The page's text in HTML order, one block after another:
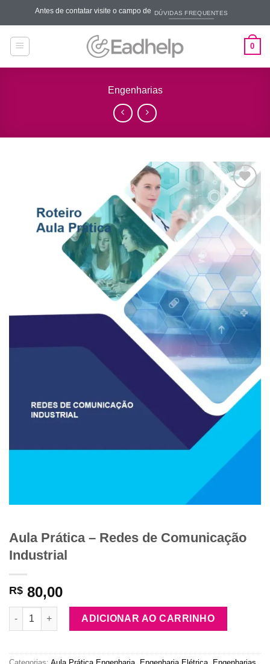
content
Antes de contatar visite o campo de DÚVIDAS FREQUENTES
0
Engenharias
Add to
wishlist
Aula Prática – Redes de Comunicação
Industrial
R$ 80,00
Aula Prática – Redes de Comunicação Industrial quantidade
ADICIONAR AO CARRINHO